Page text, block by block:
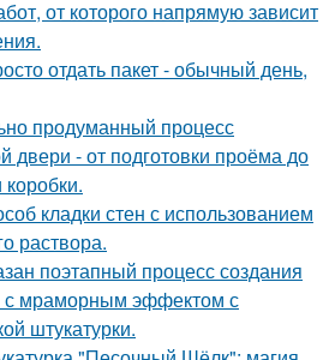
от которого напрямую зависит
отдать пакет - обычный день,
продуманный процесс
двери - от подготовки проёма до
кладки стен с использованием
раствора.
поэтапный процесс создания
с мраморным эффектом с
штукатурки.